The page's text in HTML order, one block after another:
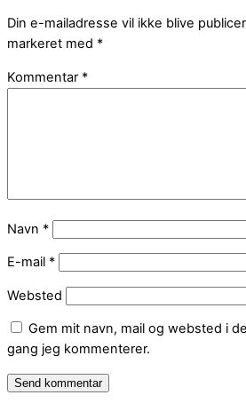
Din e-mailadresse vil ikke blive
markeret med *
Kommentar *
Navn *
E-mail *
Websted
Gem mit navn, mail og websted i
gang jeg kommenterer.